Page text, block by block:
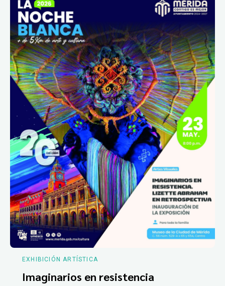
EXHIBICIÓN ARTÍSTICA
Imaginarios en resistencia